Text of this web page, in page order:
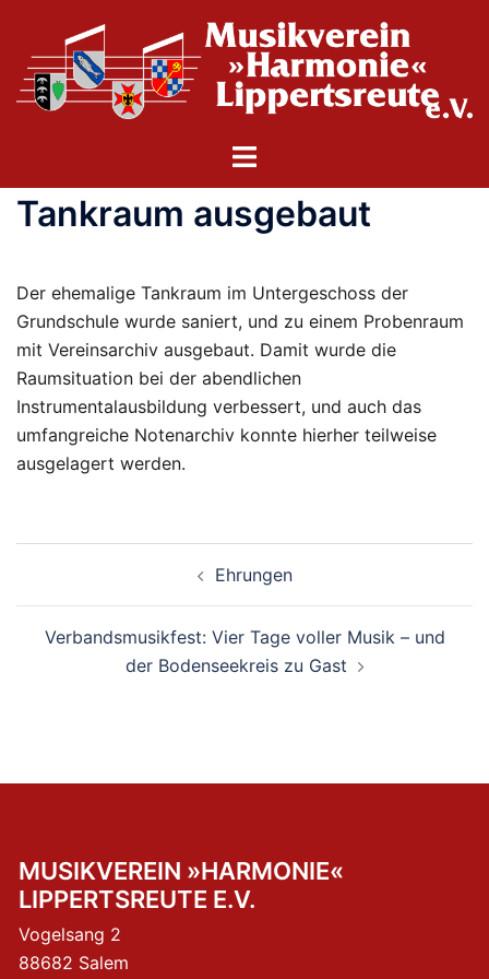
springen
Menü
Tankraum ausgebaut
Der ehemalige Tankraum im Untergeschoss der
Grundschule wurde saniert, und zu einem Probenraum
mit Vereinsarchiv ausgebaut. Damit wurde die
Raumsituation bei der abendlichen
Instrumentalausbildung verbessert, und auch das
umfangreiche Notenarchiv konnte hierher teilweise
ausgelagert werden.
Ehrungen
Verbandsmusikfest: Vier Tage voller Musik – und
der Bodenseekreis zu Gast
MUSIKVEREIN »HARMONIE«
LIPPERTSREUTE E.V.
Vogelsang 2
88682 Salem